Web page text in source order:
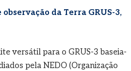
da Terra GRUS-3,
versátil para o GRUS-3 baseia-
pela NEDO (Organização